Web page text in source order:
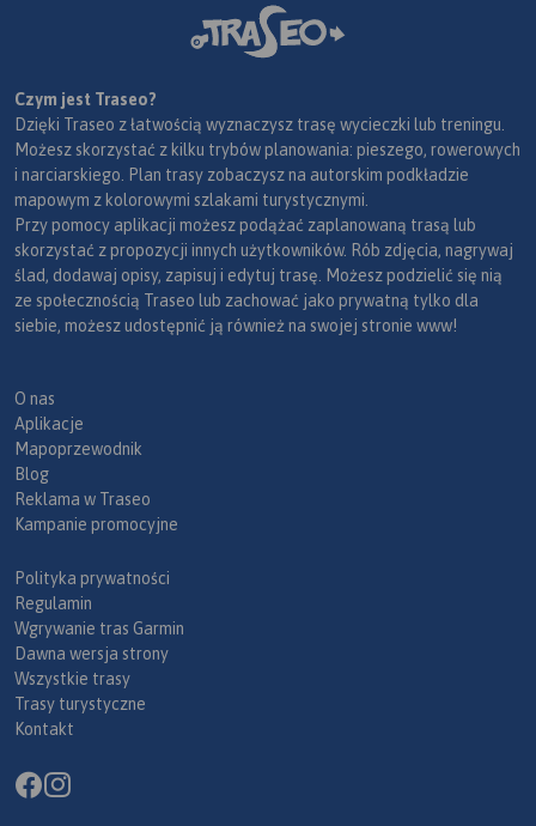
Czym jest Traseo?
Dzięki Traseo z łatwością wyznaczysz trasę wycieczki lub treningu.
Możesz skorzystać z kilku trybów planowania: pieszego, rowerowych
i narciarskiego. Plan trasy zobaczysz na autorskim podkładzie
mapowym z kolorowymi szlakami turystycznymi.
Przy pomocy aplikacji możesz podążać zaplanowaną trasą lub
skorzystać z propozycji innych użytkowników. Rób zdjęcia, nagrywaj
ślad, dodawaj opisy, zapisuj i edytuj trasę. Możesz podzielić się nią
ze społecznością Traseo lub zachować jako prywatną tylko dla
siebie, możesz udostępnić ją również na swojej stronie www!
O nas
Aplikacje
Mapoprzewodnik
Blog
Reklama w Traseo
Kampanie promocyjne
Polityka prywatności
Regulamin
Wgrywanie tras Garmin
Dawna wersja strony
Wszystkie trasy
Trasy turystyczne
Kontakt